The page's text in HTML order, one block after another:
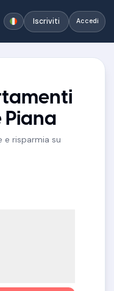
Iscriviti Accedi
Piana
e risparmia su